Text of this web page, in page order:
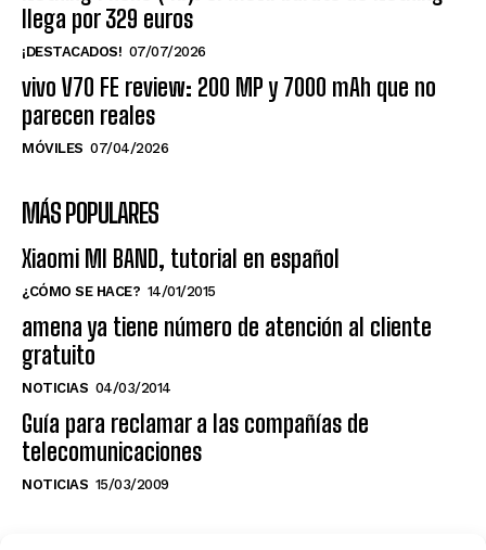
llega por 329 euros
¡DESTACADOS! 07/07/2026
vivo V70 FE review: 200 MP y 7000 mAh que no
parecen reales
MÓVILES 07/04/2026
MÁS POPULARES
Xiaomi MI BAND, tutorial en español
¿CÓMO SE HACE? 14/01/2015
amena ya tiene número de atención al cliente
gratuito
NOTICIAS 04/03/2014
Guía para reclamar a las compañías de
telecomunicaciones
NOTICIAS 15/03/2009